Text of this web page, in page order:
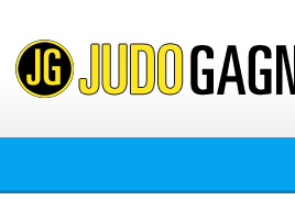
content